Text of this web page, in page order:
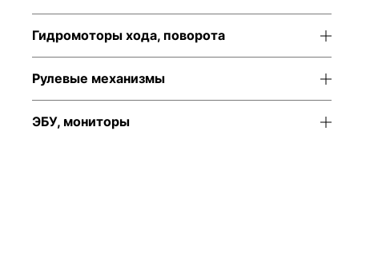
Гидромоторы хода, поворота
Рулевые механизмы
ЭБУ, мониторы